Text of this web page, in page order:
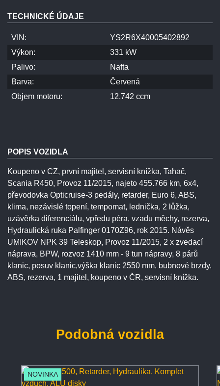
TECHNICKÉ ÚDAJE
VIN:
YS2R6X40005402892
Výkon:
331 kW
Palivo:
Nafta
Barva:
Červená
Objem motoru:
12.742 ccm
POPIS VOZIDLA
Koupeno v CZ, první majitel, servisní knížka, Tahač,
Scania R450, Provoz 11/2015, najeto 455.766 km, 6x4,
převodovka Opticruise-3 pedály, retarder, Euro 6, ABS,
klima, nezávislé topení, tempomat, lednička, 2 lůžka,
uzávěrka diferenciálu, vpředu péra, vzadu měchy, rezerva,
Hydraulická ruka Palfinger 0170Z96, rok 2015. Návěs
UMIKOV NPK 39 Teleskop, Provoz 11/2015, 2 x zvedací
náprava, BPW, rozvoz 1410 mm - 9 tun nápravy, 8 párů
klanic, posuv klanic,výška klanic 2550 mm, bubnové brzdy,
ABS, rezerva, 1 majitel, koupeno v ČR, servisní knížka.
Podobná vozidla
NOVINKA